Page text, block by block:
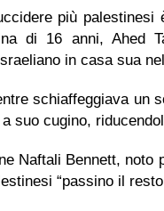
più palestinesi
di 16 anni, Ahed
in casa sua
schiaffeggiava un
suo cugino,
Naftali Bennett,
“passino il